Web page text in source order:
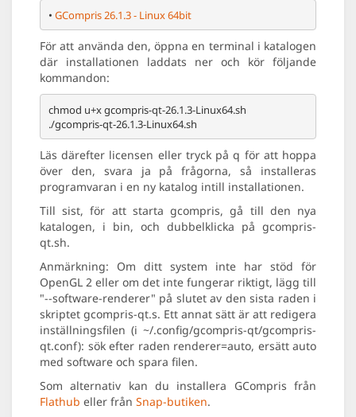
• GCompris 26.1.3 - Linux 64bit
För att använda den, öppna en terminal i katalogen
där installationen laddats ner och kör följande
kommandon:
chmod u+x gcompris-qt-26.1.3-Linux64.sh
Läs därefter licensen eller tryck på q för att hoppa
över den, svara ja på frågorna, så installeras
programvaran i en ny katalog intill installationen.
Till sist, för att starta gcompris, gå till den nya
katalogen, i bin, och dubbelklicka på gcompris-
qt.sh.
Anmärkning: Om ditt system inte har stöd för
OpenGL 2 eller om det inte fungerar riktigt, lägg till
"--software-renderer" på slutet av den sista raden i
skriptet gcompris-qt.s. Ett annat sätt är att redigera
inställningsfilen (i ~/.config/gcompris-qt/gcompris-
qt.conf): sök efter raden renderer=auto, ersätt auto
med software och spara filen.
Som alternativ kan du installera GCompris från
Flathub eller från Snap-butiken.